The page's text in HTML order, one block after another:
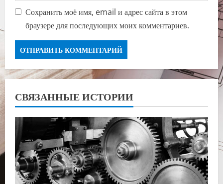
Сохранить моё имя, email и адрес сайта в этом
браузере для последующих моих комментариев.
СВЯЗАННЫЕ ИСТОРИИ